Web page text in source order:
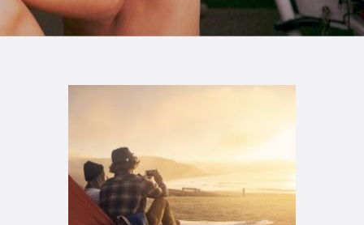
TIENDA FAMILY SURFERS
WEBCAM SALINAS